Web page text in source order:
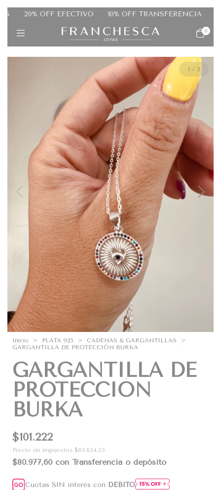
20% OFF EFECTIVO 10% OFF TRANSFERENCIA
0
1 / 2
Inicio > PLATA 925 > CADENAS & GARGANTILLAS
>
GARGANTILLA DE PROTECCIÓN BURKA
GARGANTILLA DE
PROTECCIÓN
BURKA
$101.222
Precio sin impuestos $83.654,55
$80.977,60 con Transferencia o depósito
Cuotas SIN interés con DÉBITO